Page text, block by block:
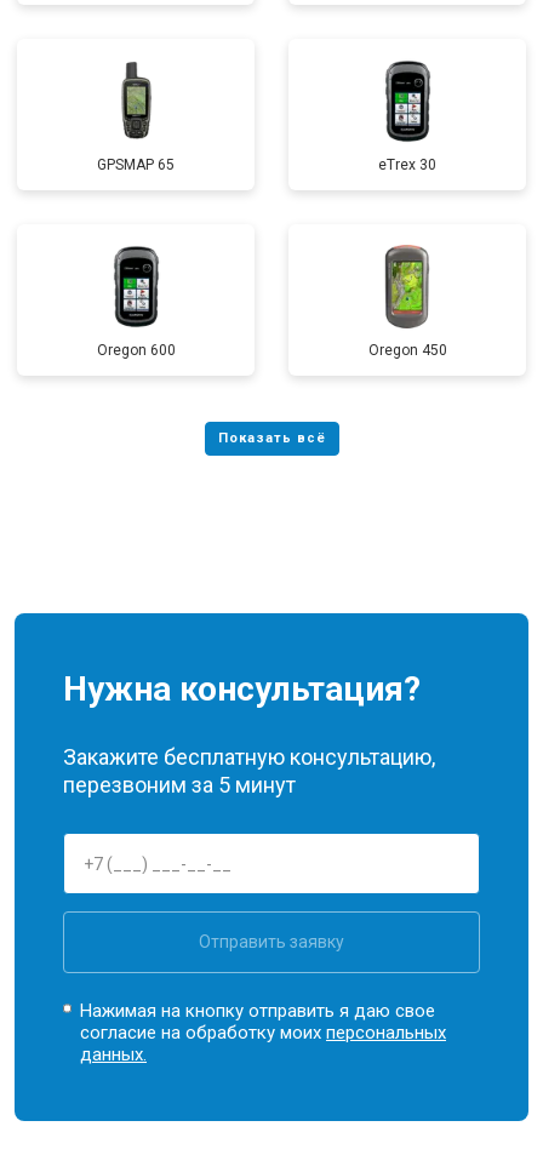
GPSMAP 65 eTrex 30
Oregon 600 Oregon 450
Нужна консультация?
Закажите бесплатную консультацию,
перезвоним за 5 минут
Отправить заявку
Нажимая на кнопку отправить я даю свое
согласие на обработку моихперсональных
данных.